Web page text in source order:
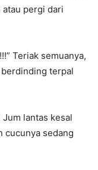
atau pergi dari
Teriak semuanya,
terpal
Jum lantas kesal
cucunya sedang